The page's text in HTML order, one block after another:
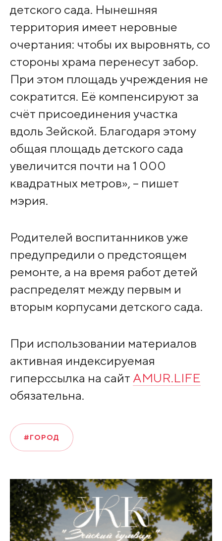
детского сада. Нынешняя
территория имеет неровные
очертания: чтобы их выровнять, со
стороны храма перенесут забор.
При этом площадь учреждения не
сократится. Её компенсируют за
счёт присоединения участка
вдоль Зейской. Благодаря этому
общая площадь детского сада
увеличится почти на 1 000
квадратных метров», – пишет
мэрия.
Родителей воспитанников уже
предупредили о предстоящем
ремонте, а на время работ детей
распределят между первым и
вторым корпусами детского сада.
При использовании материалов
активная индексируемая
гиперссылка на сайт AMUR.LIFE
обязательна.
#ГОРОД